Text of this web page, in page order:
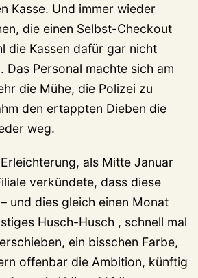
Kasse. Und immer wieder
die einen Selbst-Checkout
die Kassen dafür gar nicht
Das Personal machte sich am
die Mühe, die Polizei zu
den ertappten Dieben die
weg.
als Mitte Januar
verkündete, dass diese
und dies gleich einen Monat
Husch-Husch , schnell mal
ein bisschen Farbe,
offenbar die Ambition, künftig